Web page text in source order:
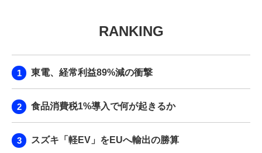
RANKING
東電、経常利益89%減の衝撃
食品消費税1%導入で何が起きるか
スズキ「軽EV」をEUへ輸出の勝算